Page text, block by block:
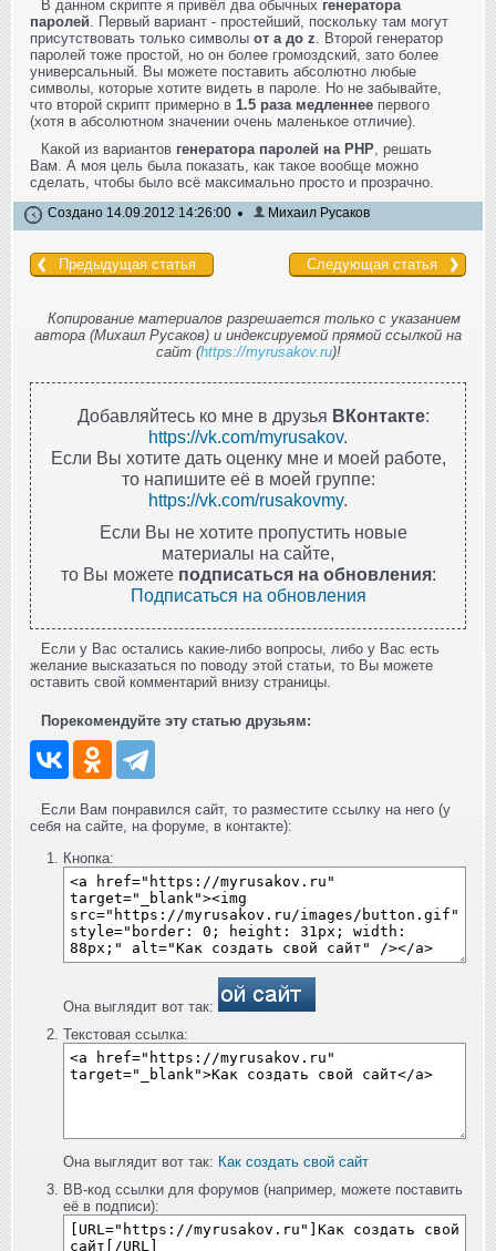
В данном скрипте я привёл два обычных генератора
паролей. Первый вариант - простейший, поскольку там могут
присутствовать только символы от a до z. Второй генератор
паролей тоже простой, но он более громоздский, зато более
универсальный. Вы можете поставить абсолютно любые
символы, которые хотите видеть в пароле. Но не забывайте,
что второй скрипт примерно в 1.5 раза медленнее первого
(хотя в абсолютном значении очень маленькое отличие).
Какой из вариантов генератора паролей на PHP, решать
Вам. А моя цель была показать, как такое вообще можно
сделать, чтобы было всё максимально просто и прозрачно.
Создано 14.09.2012 14:26:00 Михаил Русаков
Предыдущая статья Следующая статья
Копирование материалов разрешается только с указанием
автора (Михаил Русаков) и индексируемой прямой ссылкой на
сайт (https://myrusakov.ru)!
Добавляйтесь ко мне в друзья ВКонтакте:
https://vk.com/myrusakov.
Если Вы хотите дать оценку мне и моей работе,
то напишите её в моей группе:
https://vk.com/rusakovmy.
Если Вы не хотите пропустить новые
материалы на сайте,
то Вы можете подписаться на обновления:
Подписаться на обновления
Если у Вас остались какие-либо вопросы, либо у Вас есть
желание высказаться по поводу этой статьи, то Вы можете
оставить свой комментарий внизу страницы.
Порекомендуйте эту статью друзьям:
Если Вам понравился сайт, то разместите ссылку на него (у
себя на сайте, на форуме, в контакте):
Кнопка:
Она выглядит вот так:
Текстовая ссылка:
Она выглядит вот так: Как создать свой сайт
BB-код ссылки для форумов (например, можете поставить
её в подписи):